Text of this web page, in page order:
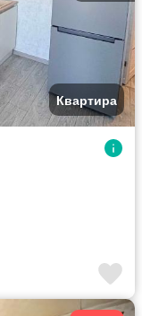
Квартира